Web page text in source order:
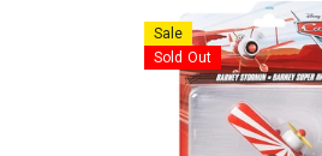
Sale
Sold Out